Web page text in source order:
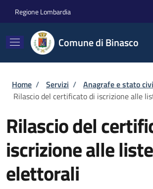
Regione Lombardia
Comune di Binasco
Briciole di pane
Home / Servizi / Anagrafe e stato
Rilascio del certificato di iscrizione alle
Rilascio del
iscrizione alle liste
elettorali